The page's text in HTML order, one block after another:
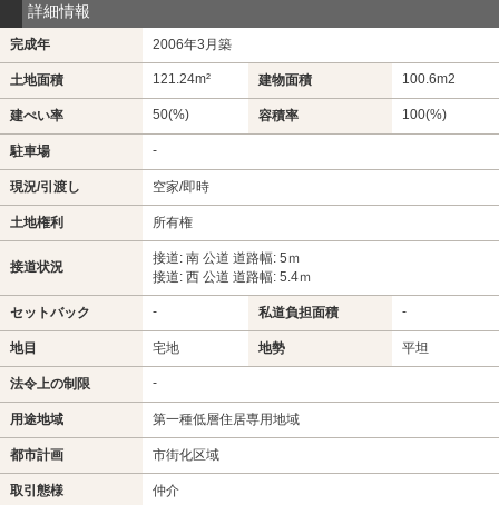
詳細情報
完成年 2006年3月築
土地面積 121.24m² 建物面積 100.6m2
建ぺい率 50(%) 容積率 100(%)
駐車場 -
現況/引渡し 空家/即時
土地権利 所有権
接道状況
接道: 南 公道 道路幅: 5ｍ
接道: 西 公道 道路幅: 5.4ｍ
セットバック - 私道負担面積 -
地目 宅地 地勢 平坦
法令上の制限 -
用途地域 第一種低層住居専用地域
都市計画 市街化区域
取引態様 仲介